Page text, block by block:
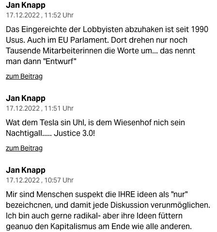
Jan Knapp
17.12.2022 , 11:52 Uhr
Das Eingereichte der Lobbyisten abzuhaken ist seit 1990
Usus. Auch im EU Parlament. Dort drehen nur noch
Tausende Mitarbeiterinnen die Worte um... das nennt
man dann "Entwurf"
zum Beitrag
Jan Knapp
17.12.2022 , 11:51 Uhr
Wat dem Tesla sin Uhl, is dem Wiesenhof nich sein
Nachtigall..... Justice 3.0!
zum Beitrag
Jan Knapp
17.12.2022 , 10:57 Uhr
Mir sind Menschen suspekt die IHRE ideen als "nur"
bezeichcnen, und damit jede Diskussion verunmöglichen.
Ich bin auch gerne radikal- aber ihre Ideen füttern
geanuo den Kapitalismus am Ende wie alle anderen.